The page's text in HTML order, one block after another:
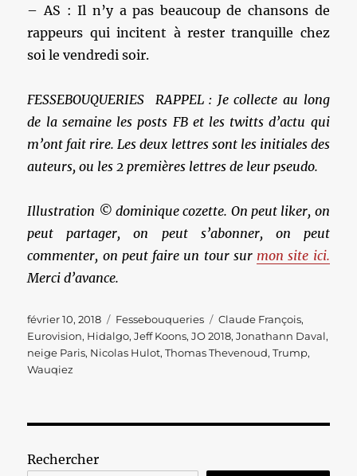
– AS : Il n’y a pas beaucoup de chansons de
rappeurs qui incitent à rester tranquille chez
soi le vendredi soir.
FESSEBOUQUERIES RAPPEL : Je collecte au long
de la semaine les posts FB et les twitts d’actu qui
m’ont fait rire. Les deux lettres sont les initiales des
auteurs, ou les 2 premières lettres de leur pseudo.
Illustration © dominique cozette. On peut liker, on
peut partager, on peut s’abonner, on peut
commenter, on peut faire un tour sur mon site ici.
Merci d’avance.
Publié
le
février 10, 2018 Catégories
Fessebouqueries Étiquettes
Claude François,
Eurovision, Hidalgo,Jeff Koons,JO 2018,Jonathann Daval,
neige Paris, Nicolas Hulot,Thomas Thevenoud,Trump,
Wauqiez
Rechercher